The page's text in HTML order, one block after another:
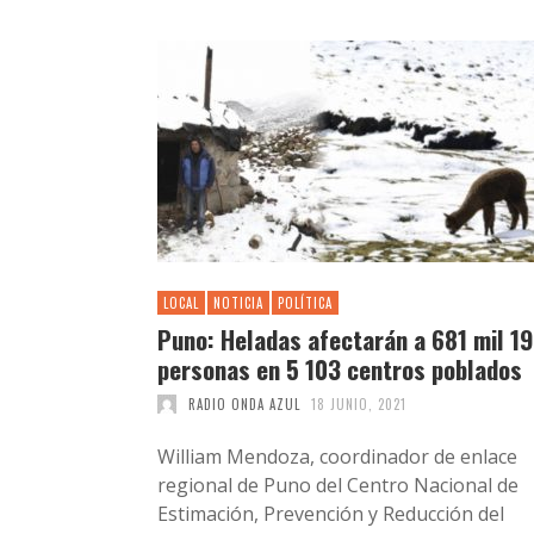
LOCAL NOTICIA POLÍTICA
Puno: Heladas afectarán a 681 mil
personas en 5 103 centros poblados
RADIO ONDA AZUL 18 JUNIO, 2021
William Mendoza, coordinador de enlace
regional de Puno del Centro Nacional de
Estimación, Prevención y Reducción del